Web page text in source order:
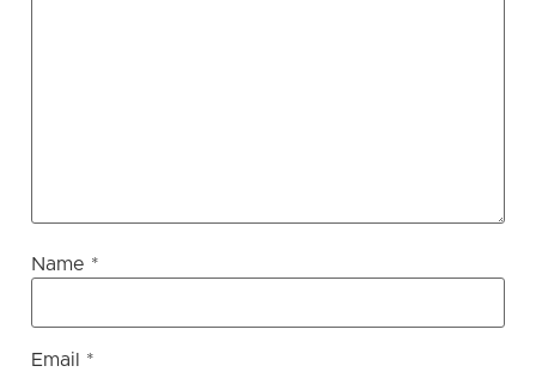
Name *
Email *